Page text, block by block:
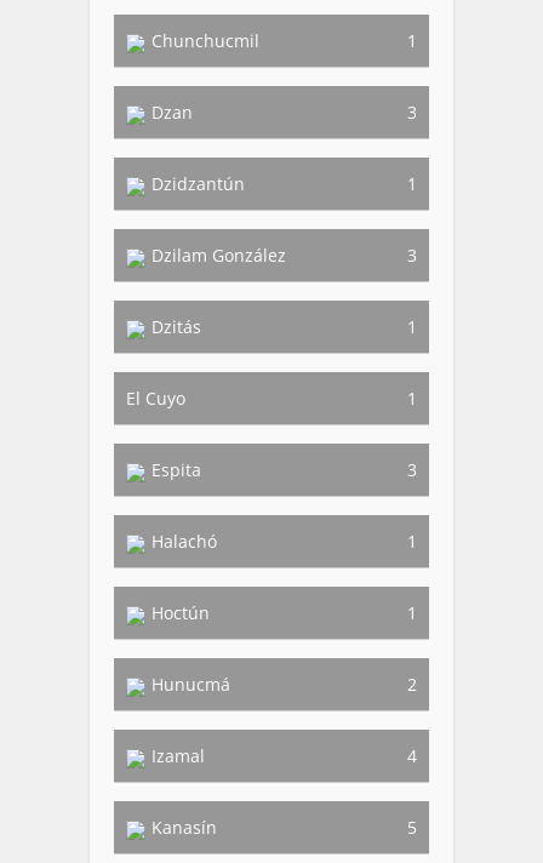
Chunchucmil 1
Dzan 3
Dzidzantún 1
Dzilam González 3
Dzitás 1
El Cuyo 1
Espita 3
Halachó 1
Hoctún 1
Hunucmá 2
Izamal 4
Kanasín 5